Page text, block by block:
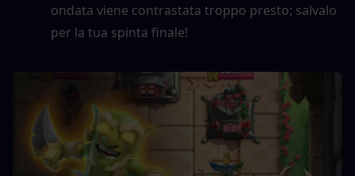
ondata viene contrastata troppo presto; salvalo
per la tua spinta finale!